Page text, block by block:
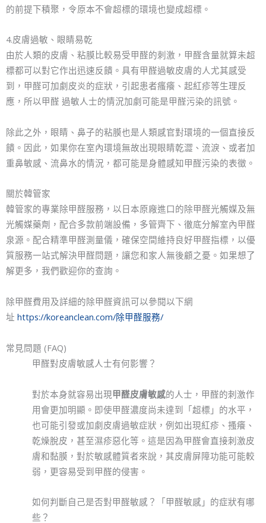
的前提下積聚，令原本不會超標的環境也變成超標。
4.皮膚過敏、眼睛易乾
由於人類的皮膚、粘膜比較易受甲醛的刺激，甲醛含量就算未超
標都可以對它作出迅速反饋。具有甲醛過敏皮膚的人尤其感受
到，甲醛可加劇皮炎的症狀，引起患者瘙癢、起紅疹等生理反
應，所以甲醛 過敏人士的情況加劇可能是甲醛污染的訊號。
除此之外，眼睛、鼻子的粘膜也是人類感官對環境的一個直接反
饋。因此，如果你在室內環境無故出現眼睛乾澀、流淚、或者加
重鼻敏感、流鼻水的情況，都可能是身體感知甲醛污染的表徵。
關於韓管家
韓管家的專業除甲醛服務，以日本原廠進口的除甲醛光觸媒及無
光觸媒藥劑，配合多款前端設備，多管齊下、徹底分解室內甲醛
泉源。配合精準甲醛測量儀，確保空間維持良好甲醛指標，以優
質服務一站式解決甲醛問題，讓您和家人無後顧之憂。如果想了
解更多，我們歡迎你的查詢。
除甲醛費用及詳細的除甲醛資訊可以參閱以下網
址 https://koreanclean.com/除甲醛服務/
常見問題 (FAQ)
甲醛對皮膚敏感人士有何影響？
對於本身就容易出現甲醛皮膚敏感的人士，甲醛的刺激作
用會更加明顯。即使甲醛濃度尚未達到「超標」的水平，
也可能引發或加劇皮膚過敏症狀，例如出現紅疹、搔癢、
乾燥脫皮，甚至濕疹惡化等。這是因為甲醛會直接刺激皮
膚和黏膜，對於敏感體質者來說，其皮膚屏障功能可能較
弱，更容易受到甲醛的侵害。
如何判斷自己是否對甲醛敏感？「甲醛敏感」的症狀有哪
些？